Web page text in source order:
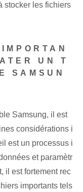
stocker les fichiers
UN T
SAMSUN
Samsung, il est
considérations i
est un processus i
et paramètr
il est fortement rec
importants tels